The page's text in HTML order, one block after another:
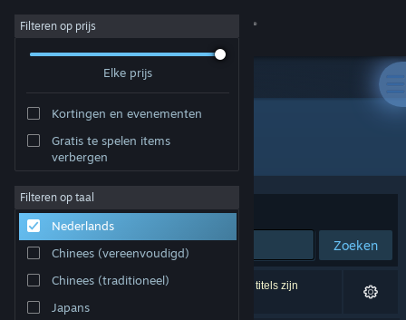
Inloggen
Community
Over
Ondersteuning
Taal wijzigen
Download de mobiele Steam-app
Filteren op prijs
Elke prijs
Kortingen en evenementen
Gratis te spelen items
verbergen
Filteren op taal
Nederlands
Chinees (vereenvoudigd)
Chinees (traditioneel)
Japans
Ontwikkelaar: Ahr Ech
Sorteren op Relevantie
Zoeken
1 resultaat komt overeen met je zoekopdracht. 2 titels zijn
uitgesloten op basis van je voorkeuren.